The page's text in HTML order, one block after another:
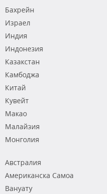
Бахрейн
Израел
Индия
Индонезия
Казакстан
Камбоджа
Китай
Кувейт
Макао
Малайзия
Монголия
Австралия
Американска Самоа
Вануату